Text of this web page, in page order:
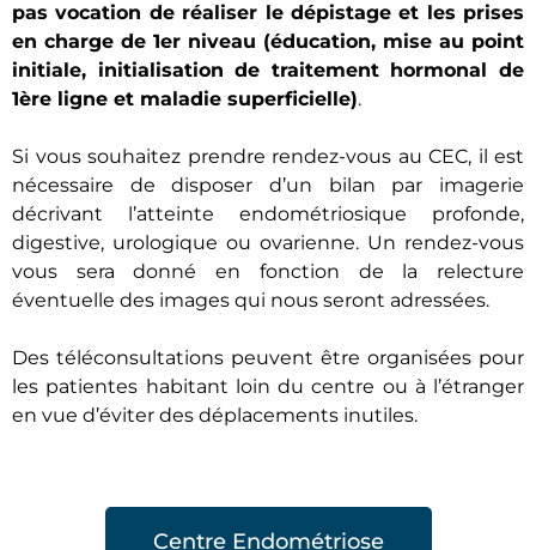
pas vocation de réaliser le dépistage et les prises
en charge de 1er niveau (éducation, mise au point
initiale, initialisation de traitement hormonal de
1ère ligne et maladie superficielle).
Si vous souhaitez prendre rendez-vous au CEC, il est
nécessaire de disposer d’un bilan par imagerie
décrivant l’atteinte endométriosique profonde,
digestive, urologique ou ovarienne. Un rendez-vous
vous sera donné en fonction de la relecture
éventuelle des images qui nous seront adressées.
Des téléconsultations peuvent être organisées pour
les patientes habitant loin du centre ou à l’étranger
en vue d’éviter des déplacements inutiles.
Centre Endométriose